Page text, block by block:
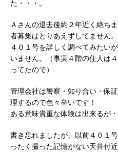
た・・・。
Ａさんの退去後約２年近く絶ち
者募集はとりあえずしてません。
４０１号を詳しく調べてみたい
いません。（事実４階の住人は
ってたので）
管理会社は警察・知り合い・保
理するので色々辛いです！
ある意味貴重な体験は出来るが・
書き忘れましたが、以前４０１
ったく撮った記憶がない天井付